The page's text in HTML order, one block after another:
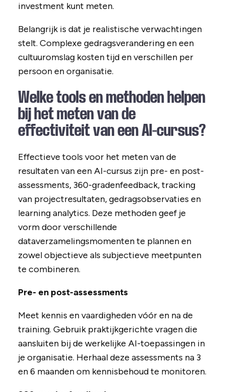
investment kunt meten.
Belangrijk is dat je realistische verwachtingen
stelt. Complexe gedragsverandering en een
cultuuromslag kosten tijd en verschillen per
persoon en organisatie.
Welke tools en methoden helpen
bij het meten van de
effectiviteit van een AI-cursus?
Effectieve tools voor het meten van de
resultaten van een AI-cursus zijn pre- en post-
assessments, 360-gradenfeedback, tracking
van projectresultaten, gedragsobservaties en
learning analytics. Deze methoden geef je
vorm door verschillende
dataverzamelingsmomenten te plannen en
zowel objectieve als subjectieve meetpunten
te combineren.
Pre- en post-assessments
Meet kennis en vaardigheden vóór en na de
training. Gebruik praktijkgerichte vragen die
aansluiten bij de werkelijke AI-toepassingen in
je organisatie. Herhaal deze assessments na 3
en 6 maanden om kennisbehoud te monitoren.